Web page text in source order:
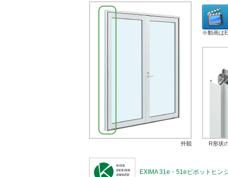
外観
※動画は
R形状
EXIMA 31e・51eピボットヒン